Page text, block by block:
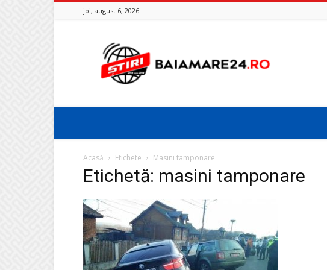
joi, august 6, 2026
Baia
Mare
24
Acasă Etichete Masini tamponare
Etichetă: masini tamponare